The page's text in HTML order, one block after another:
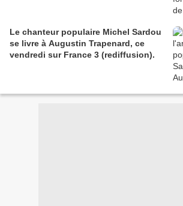
Le chanteur populaire Michel Sardou
se livre à Augustin Trapenard, ce
vendredi sur France 3 (rediffusion).